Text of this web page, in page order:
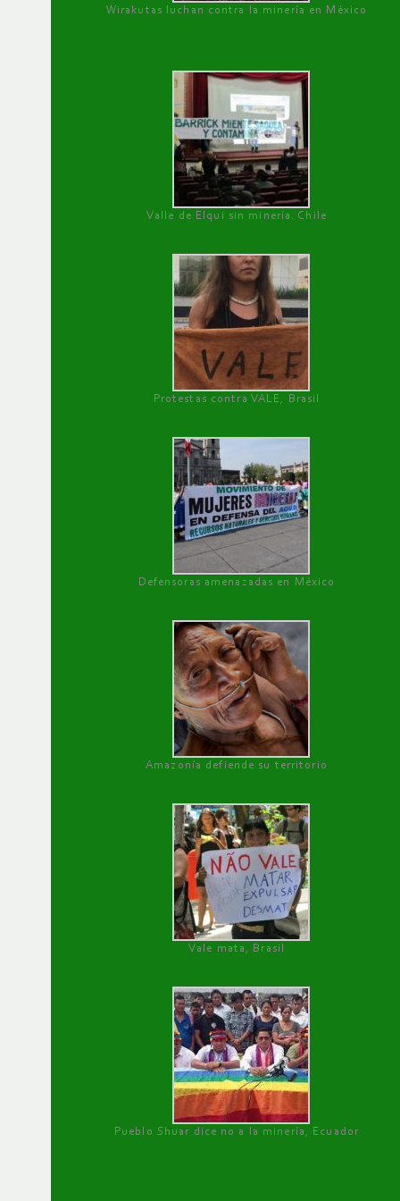
Wirakutas luchan contra la minería en México
Valle de Elqui sin minería. Chile
Protestas contra VALE, Brasil
Defensoras amenazadas en México
Amazonía defiende su territorio
Vale mata, Brasil
Pueblo Shuar dice no a la minería, Ecuador